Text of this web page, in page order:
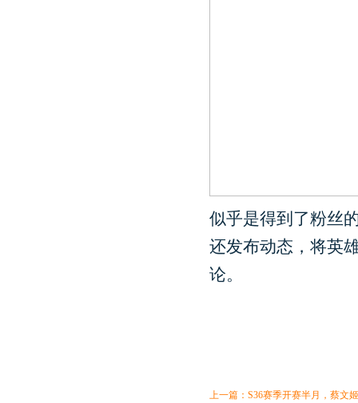
似乎是得到了粉丝
还发布动态，将英
论。
上一篇： S36赛季开赛半月，蔡文